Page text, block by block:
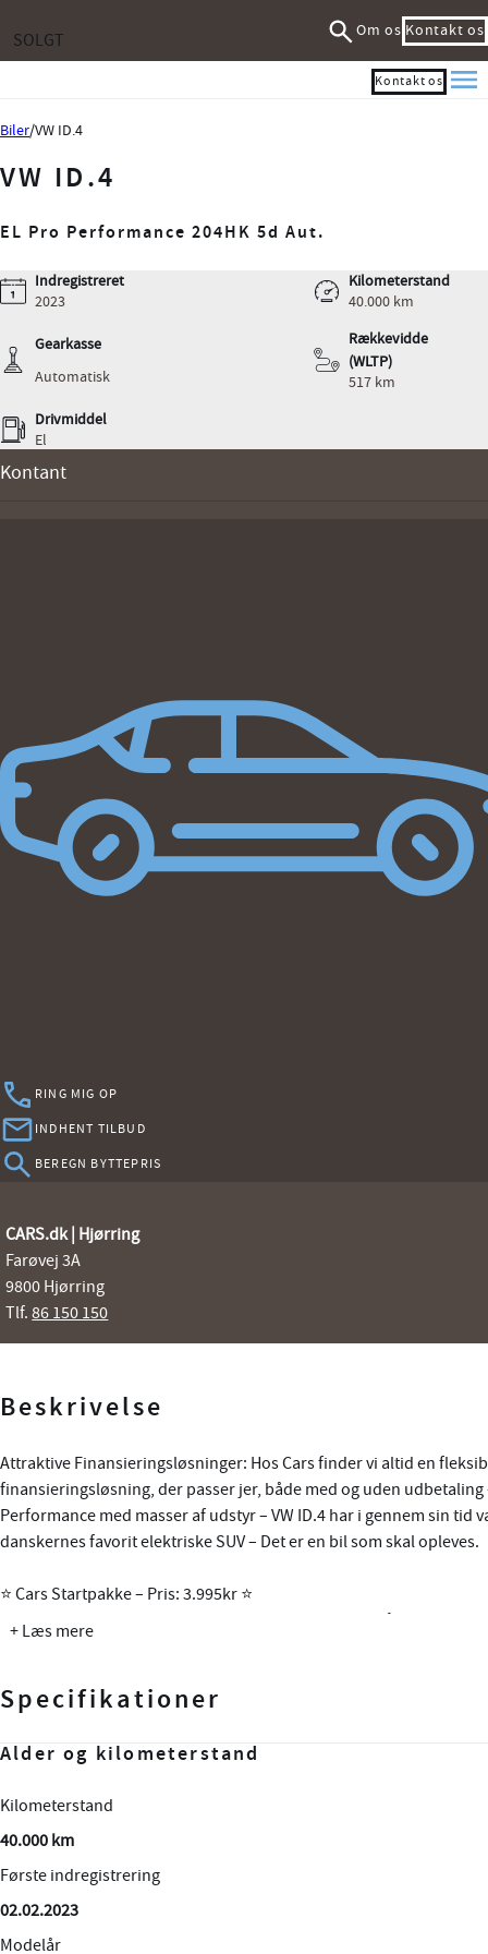
Om os Kontakt os
Kontakt os
Biler VW ID.4
VW ID.4
EL Pro Performance 204HK 5d Aut.
SOLGT
Indregistreret
2023
Kilometerstand
40.000 km
Gearkasse
Automatisk
Rækkevidde
(WLTP)
517 km
Drivmiddel
El
Kontant
RING MIG OP
INDHENT TILBUD
BEREGN BYTTEPRIS
CARS.dk | Hjørring
Farøvej 3A
9800 Hjørring
Tlf.86 150 150
Beskrivelse
Attraktive Finansieringsløsninger: Hos Cars finder vi altid en
finansieringsløsning, der passer jer, både med og uden udbetaling
Performance med masser af udstyr – VW ID.4 har i gennem sin tid
danskernes favorit elektriske SUV – Det er en bil som skal opleves.
⭐️ Cars Startpakke – Pris: 3.995kr ⭐️
⭐️ Indeholder: 12md Fragus, Type 2 ladekabel, Syn, Måtter & SOH
Batterikapacitet: 77 kWh - 204 HK
Ladeeffekt: 11 kW AC / 135 kw DC
Grøn ejerafgift: 460 kr. halvårligt
Påhængsvægt: 1.000Kg - Svingbart Træk - Skal Eftermonteres
Highlights:
🔋 Adaptiv Fartpilot m. Stop & Go
🔋 Travel Assist
+ Læs mere
Specifikationer
Alder og kilometerstand
Kilometerstand
40.000 km
Første indregistrering
02.02.2023
Modelår
Motor og ydelse
0-100 km/t
8,50 sek.
Tophastighed
160 km/t
Maksimal effekt
Elektriske egenskaber
Batteristørrelse
77,00 kWh
Rækkevidde (WLTP)
517,00 km
CO2 Udledning
Rummelighed og mål
Køreklar vægt
2124 kg
Totalvægt
2660 kg
Antal sæder
Økonomi
Brændstofforbrug (NEDC)
52,44 km/l
Grøn ejerafgift (årlig)
920
Leveringsomkostninger (inkl.)